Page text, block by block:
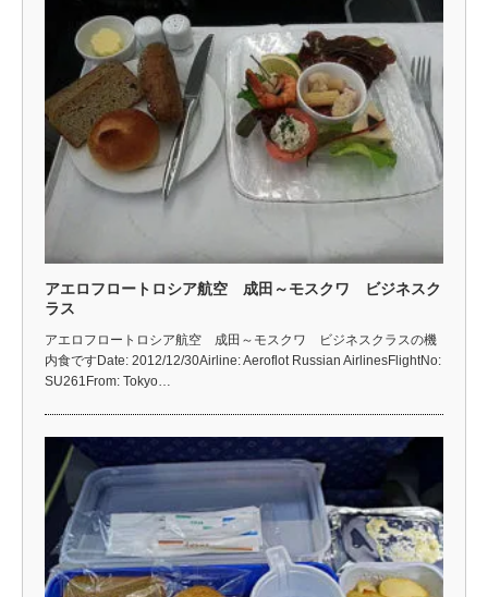
アエロフロートロシア航空 成田～モスクワ ビジネスク
ラス
アエロフロートロシア航空 成田～モスクワ ビジネスクラスの機
内食ですDate: 2012/12/30Airline: Aeroflot Russian AirlinesFlightNo:
SU261From: Tokyo…